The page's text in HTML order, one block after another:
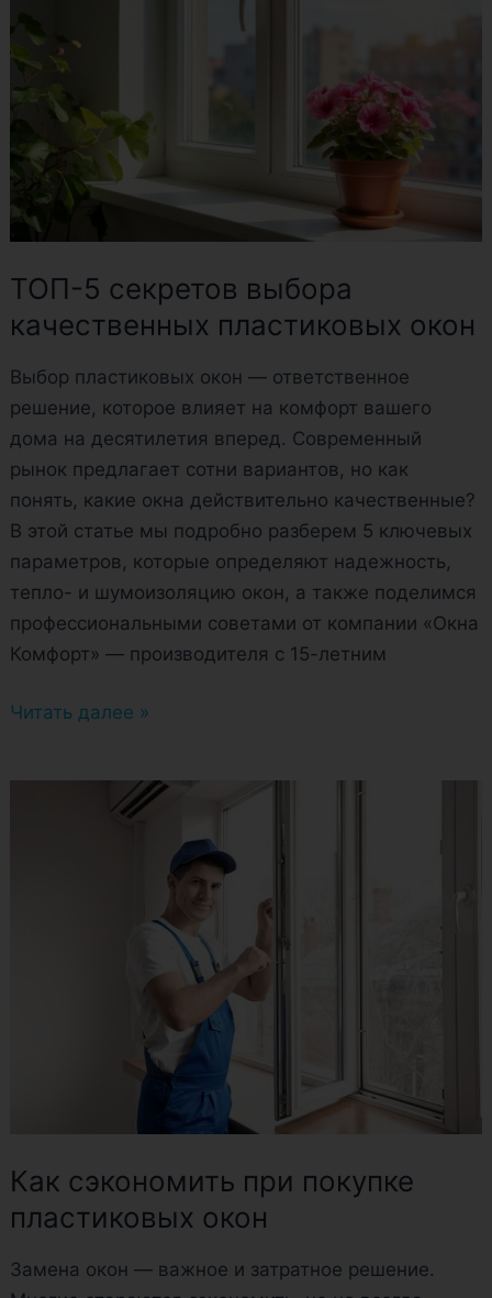
ТОП-5 секретов выбора
качественных пластиковых окон
Выбор пластиковых окон — ответственное
решение, которое влияет на комфорт вашего
дома на десятилетия вперед. Современный
рынок предлагает сотни вариантов, но как
понять, какие окна действительно качественные?
В этой статье мы подробно разберем 5 ключевых
параметров, которые определяют надежность,
тепло- и шумоизоляцию окон, а также поделимся
профессиональными советами от компании «Окна
Комфорт» — производителя с 15-летним
выбора
качественных
пластиковых
окон
Читать далее »
Как сэкономить при покупке
пластиковых окон
Замена окон — важное и затратное решение.